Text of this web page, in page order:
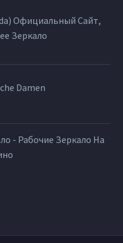
Официальный Сайт,
Зеркало
Damen
- Рабочие Зеркало На